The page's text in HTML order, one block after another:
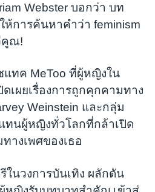
Webster บอกว่า บท
ห้การค้นหาคำว่า feminism
คูณ!
ทค MeToo ที่ผู้หญิงใน
เผยเรื่องการถูกคุกคามทาง
Weinstein และกลุ่ม
ทนผู้หญิงทั่วโลกที่กล้าเปิด
างเพศของเธอ
นวงการบันเทิง ผลักดัน